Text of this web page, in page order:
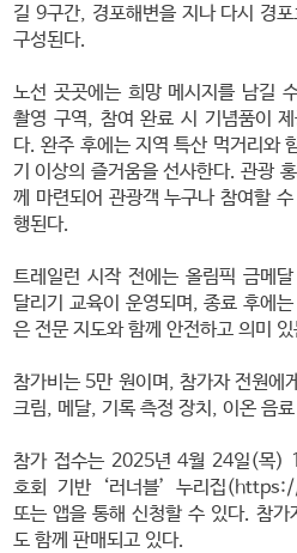
길 9구간, 경포해변을 지나 다시 경
구성된다.
노선 곳곳에는 희망 메시지를 남길
촬영 구역, 참여 완료 시 기념품이
다. 완주 후에는 지역 특산 먹거리와
기 이상의 즐거움을 선사한다. 관광
께 마련되어 관광객 누구나 참여할
행된다.
트레일런 시작 전에는 올림픽 금메
달리기 교육이 운영되며, 종료 후에
은 전문 지도와 함께 안전하고 의미
참가비는 5만 원이며, 참가자 전원에
크림, 메달, 기록 측정 장치, 이온 음
참가 접수는 2025년 4월 24일(목)
호회 기반 ‘러너블’ 누리집
또는 앱을 통해 신청할 수 있다. 참
도 함께 판매되고 있다.